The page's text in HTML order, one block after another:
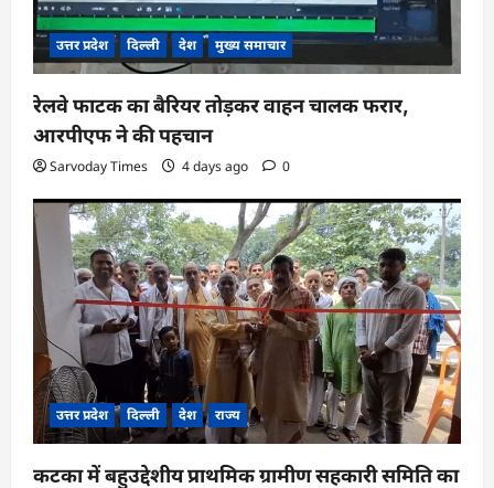
उत्तर प्रदेश दिल्ली देश मुख्य समाचार
रेलवे फाटक का बैरियर तोड़कर वाहन चालक फरार,
आरपीएफ ने की पहचान
Sarvoday Times 4 days ago 0
उत्तर प्रदेश दिल्ली देश राज्य
कटका में बहुउद्देशीय प्राथमिक ग्रामीण सहकारी समिति का